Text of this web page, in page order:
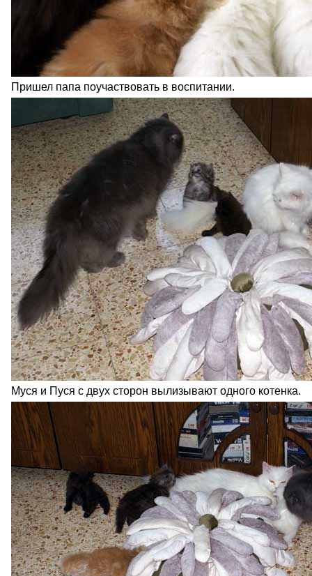
Пришел папа поучаствовать в воспитании.
Муся и Пуся с двух сторон вылизывают одного котенка.